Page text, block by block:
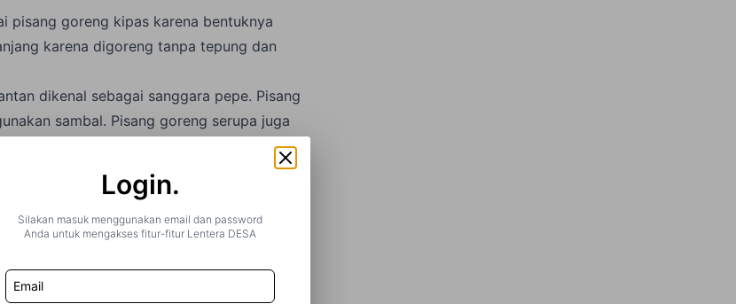
Login.
Silakan masuk menggunakan email dan password
Anda untuk mengakses fitur-fitur Lentera DESA
pisang goreng kipas karena bentuknya
karena digoreng tanpa tepung dan
dikenal sebagai sanggara pepe. Pisang
sambal. Pisang goreng serupa juga
sambal roa.
ketiga dunia pada 2022. Statista
ton. India menempati urutan pertama
berada di urutan kedua dengan total
beragam di dunia. Negara tersebut
jenis pisang. Dari jumlah itu, hanya 20